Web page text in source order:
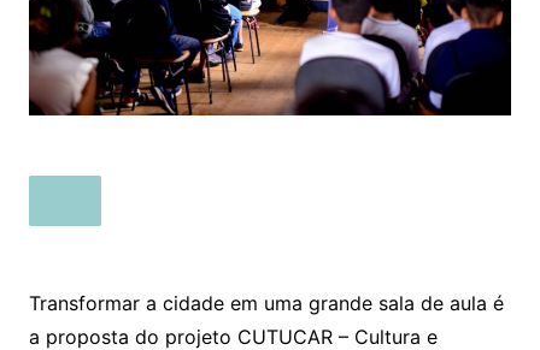
Transformar a cidade em uma grande sala de aula é
a proposta do projeto CUTUCAR – Cultura e